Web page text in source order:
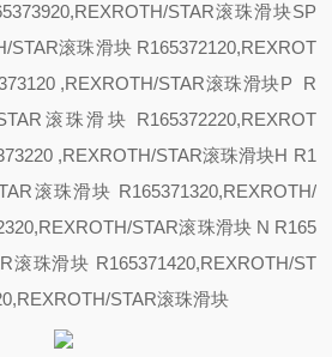
STAR滚珠滑块SP
STAR滚珠滑块 R165372120,REXROT
,REXROTH/STAR滚珠滑块P R
滚珠滑块 R165372220,REXROT
,REXROTH/STAR滚珠滑块H R1
滚珠滑块 R165371320,REXROTH/
STAR滚珠滑块 N R165
滚珠滑块 R165371420,REXROTH/ST
STAR滚珠滑块